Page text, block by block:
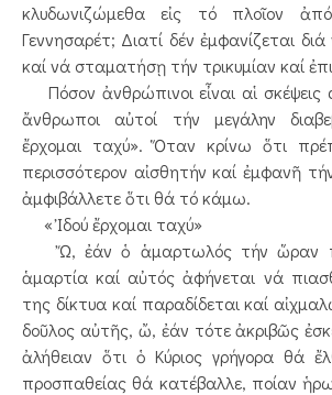
κλυδωνιζώμεθα εἰς τό πλοῖον
Γεννησαρέτ; Διατί δέν ἐμφανίζεται
καί νά σταματήσῃ τήν τρικυμίαν καί
Πόσον ἀνθρώπινοι εἶναι αἱ σκέψεις
ἄνθρωποι αὐτοί τήν μεγάλην
ἔρχομαι ταχύ». Ὅταν κρίνω ὅτι
περισσότερον αἰσθητήν καί ἐμφανῆ
ἀμφιβάλλετε ὅτι θά τό κάμω.
« Ἰδού ἔρχομαι ταχύ»
Ὤ, ἐάν ὁ ἁμαρτωλός τήν ὥραν
ἁμαρτία καί αὐτός ἀφήνεται νά
της δίκτυα καί παραδίδεται καί
δοῦλος αὐτῆς, ὤ, ἐάν τότε ἀκριβῶς
ἀλήθειαν ὅτι ὁ Κύριος γρήγορα θά
προσπαθείας θά κατέβαλλε, ποίαν